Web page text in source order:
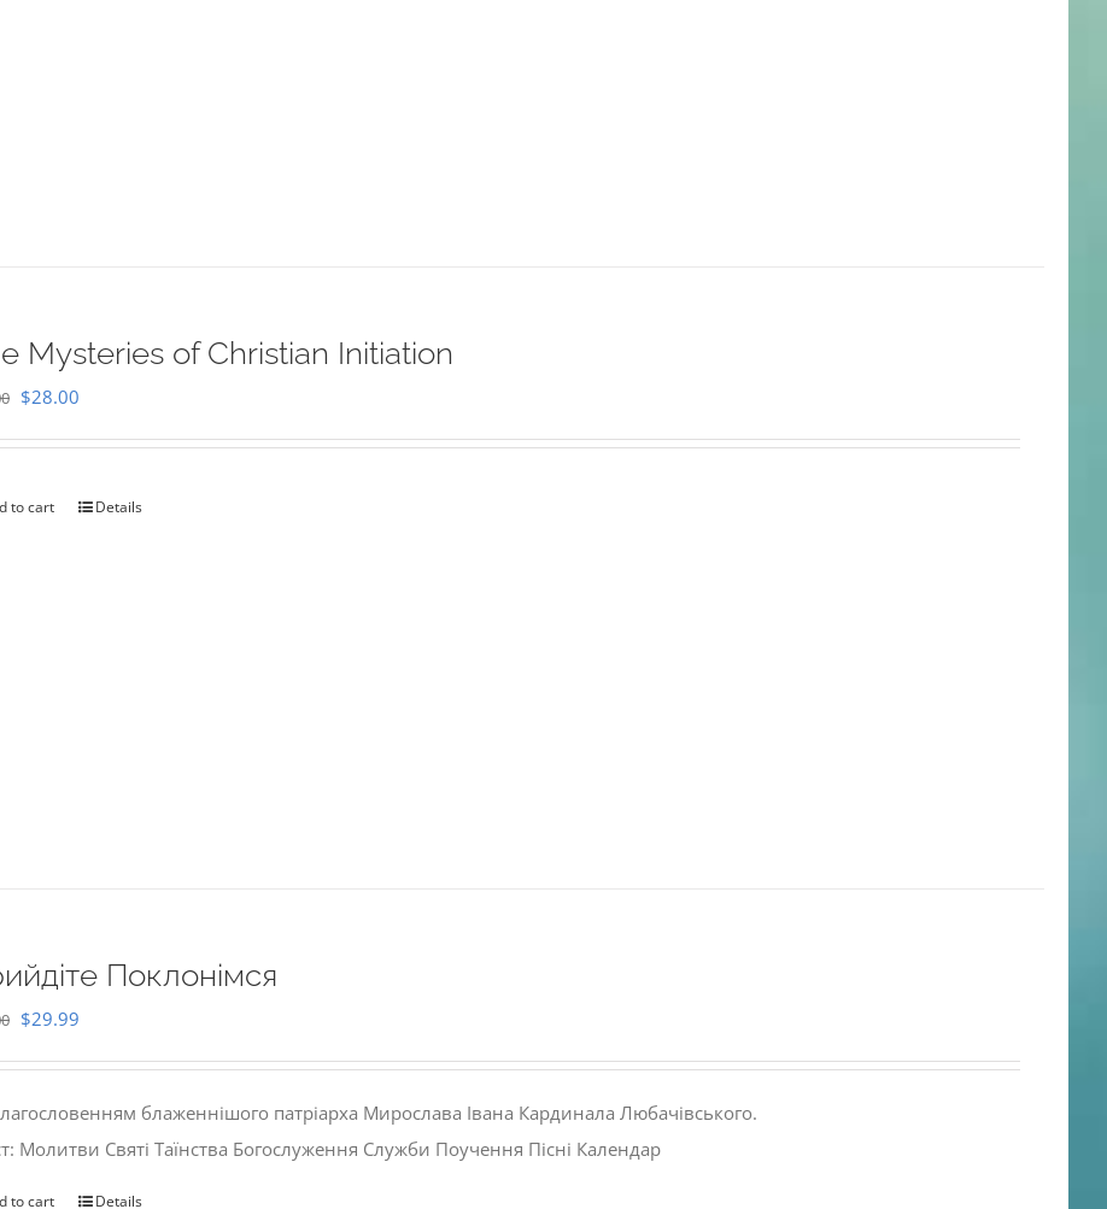
Mysteries of Christian Initiation
Original
$35.00.
$28.00
$28.00.
to cart Details
Поклонімся
Original
$35.00.
$29.99
$29.99.
блаженнішого патріарха Мирослава Івана Кардинала Любачівського.
Молитви Святі Таїнства Богослуження Служби Поучення Пісні Календар
to cart Details